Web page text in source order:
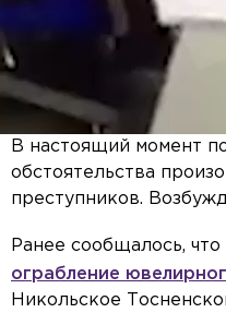
В настоящий момент
обстоятельства
преступников.
Ранее сообщалось, что
ограбление
Никольское